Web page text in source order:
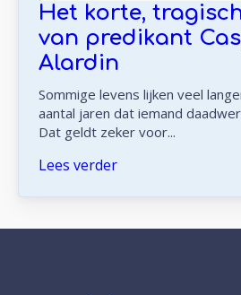
Het korte,
van predikant
Alardin
Sommige levens lijken veel
aantal jaren dat iemand
Dat geldt zeker voor...
Lees verder